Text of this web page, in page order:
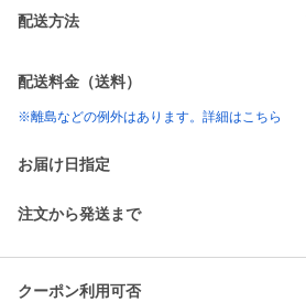
配送方法
配送料金（送料）
※離島などの例外はあります。詳細はこちら
お届け日指定
注文から発送まで
クーポン利用可否